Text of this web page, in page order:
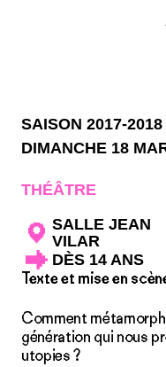
SAISON 2017-2018
DIMANCHE 18
THÉÂTRE
SALLE JEAN
VILAR
DÈS 14 ANS
Texte et mise en
Comment
génération qui nous
utopies ?